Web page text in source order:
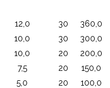
12,0 30
360,0
10,0 30 300,0
10,0 20 200,0
7,5 20
150,0
5,0 20
100,0